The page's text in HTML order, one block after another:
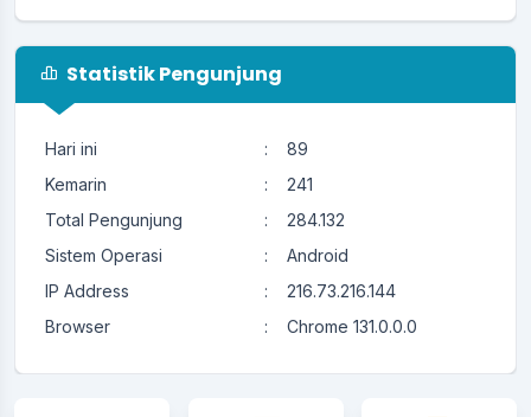
Statistik Pengunjung
Hari ini :
89
Kemarin
:
241
Total Pengunjung
:
284.132
Sistem Operasi
:
Android
IP Address
:
216.73.216.144
Browser
: Chrome 131.0.0.0